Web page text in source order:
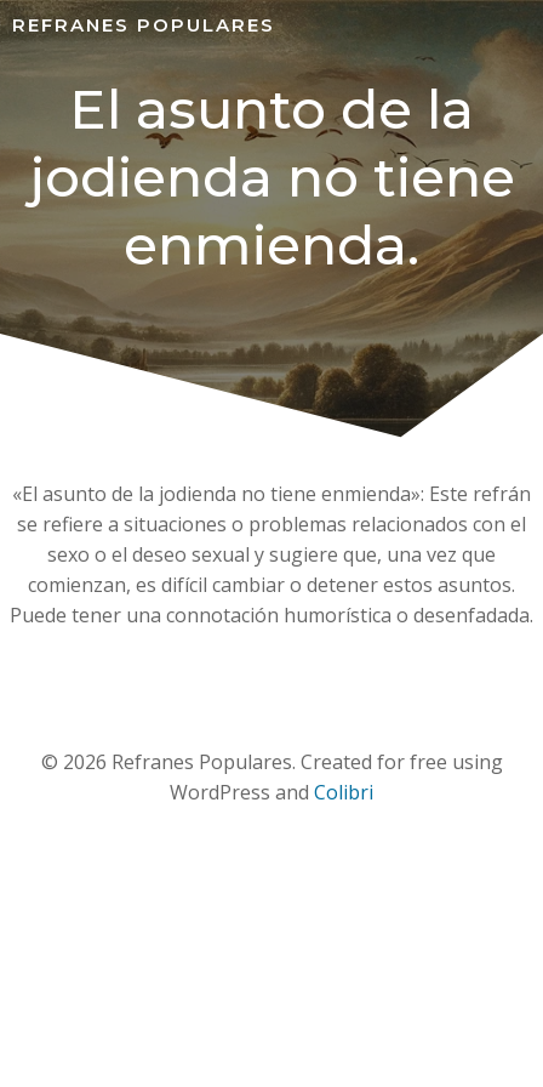
REFRANES POPULARES
El asunto de la
jodienda no tiene
enmienda.
«El asunto de la jodienda no tiene enmienda»: Este refrán
se refiere a situaciones o problemas relacionados con el
sexo o el deseo sexual y sugiere que, una vez que
comienzan, es difícil cambiar o detener estos asuntos.
Puede tener una connotación humorística o desenfadada.
© 2026 Refranes Populares. Created for free using
WordPress and Colibri